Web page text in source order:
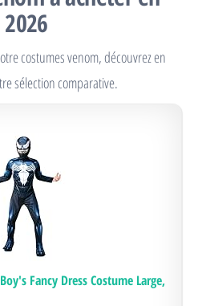
2026
costumes venom, découvrez en
sélection comparative.
Fancy Dress Costume Large,